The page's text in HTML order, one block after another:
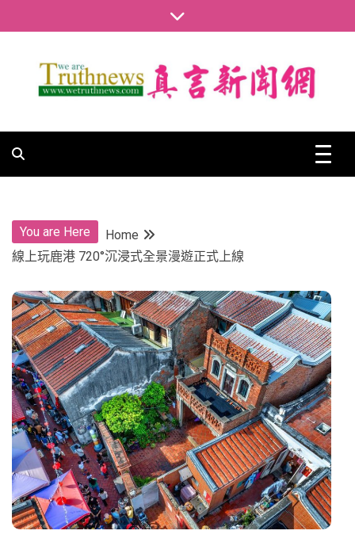
to
真言新聞網
You are Here
Home
線上玩鹿港 720°沉浸式全景漫遊正式上線